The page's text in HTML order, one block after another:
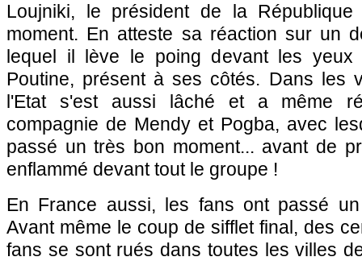
Loujniki, le président de la
moment. En atteste sa réaction sur un
lequel il lève le poing devant les yeux
Poutine, présent à ses côtés. Dans les
l'Etat s'est aussi lâché et a même
compagnie de Mendy et Pogba, avec
passé un très bon moment... avant de
enflammé devant tout le groupe !
En France aussi, les fans ont passé
Avant même le coup de sifflet final, des
fans se sont rués dans toutes les villes